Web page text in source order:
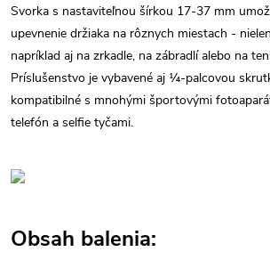
Svorka s nastaviteľnou šírkou 17-37 mm
upevnenie držiaka na rôznych miestach -
napríklad aj na zrkadle, na zábradlí alebo na
Príslušenstvo je vybavené aj ¼-palcovou
kompatibilné s mnohými športovými
telefón a selfie tyčami.
Obsah balenia: